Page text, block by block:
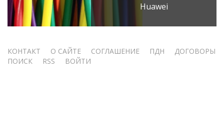
Huawei
Меню
КОНТАКТ О САЙТЕ СОГЛАШЕНИЕ ПДН
ДОГОВОРЫ
ПОИСК
RSS ВОЙТИ